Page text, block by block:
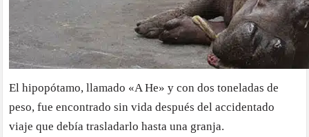
El hipopótamo, llamado «A He» y con dos toneladas de
peso, fue encontrado sin vida después del accidentado
viaje que debía trasladarlo hasta una granja.